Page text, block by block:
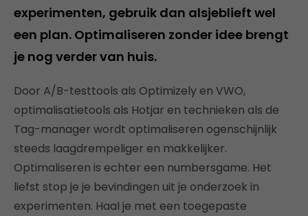
experimenten, gebruik dan alsjeblieft wel
een plan. Optimaliseren zonder idee brengt
je nog verder van huis.
Door A/B-testtools als Optimizely en VWO,
optimalisatietools als Hotjar en technieken als de
Tag-manager wordt optimaliseren ogenschijnlijk
steeds laagdrempeliger en makkelijker.
Optimaliseren is echter een numbersgame. Het
liefst stop je je bevindingen uit je onderzoek in
experimenten. Haal je met een toegepaste